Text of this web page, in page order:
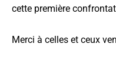
cette première
Merci à celles et ceux